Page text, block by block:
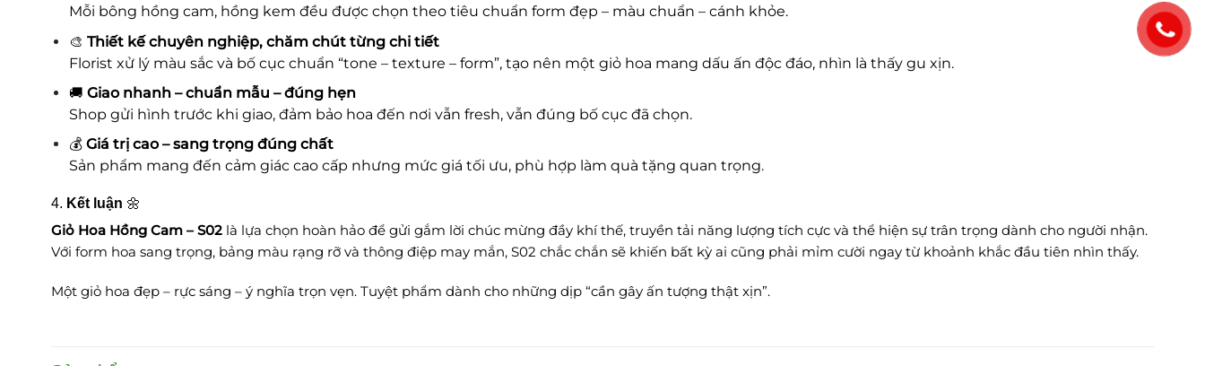
Mỗi bông hồng cam, hồng kem đều được chọn theo tiêu chuẩn form đẹp – màu chuẩn – cánh khỏe.
🎨Thiết kế chuyên nghiệp, chăm chút từng chi tiết
Florist xử lý màu sắc và bố cục chuẩn “tone – texture – form”, tạo nên một giỏ hoa mang dấu ấn độc đáo, nhìn là thấy gu xịn.
🚚Giao nhanh – chuẩn mẫu – đúng hẹn
Shop gửi hình trước khi giao, đảm bảo hoa đến nơi vẫn fresh, vẫn đúng bố cục đã chọn.
💰Giá trị cao – sang trọng đúng chất
Sản phẩm mang đến cảm giác cao cấp nhưng mức giá tối ưu, phù hợp làm quà tặng quan trọng.
4. Kết luận 🌼
Giỏ Hoa Hồng Cam – S02 là lựa chọn hoàn hảo để gửi gắm lời chúc mừng đầy khí thế, truyền tải năng lượng tích cực và thể hiện sự trân trọng dành cho người nhận.
Với form hoa sang trọng, bảng màu rạng rỡ và thông điệp may mắn, S02 chắc chắn sẽ khiến bất kỳ ai cũng phải mỉm cười ngay từ khoảnh khắc đầu tiên nhìn thấy.
Một giỏ hoa đẹp – rực sáng – ý nghĩa trọn vẹn. Tuyệt phẩm dành cho những dịp “cần gây ấn tượng thật xịn”.